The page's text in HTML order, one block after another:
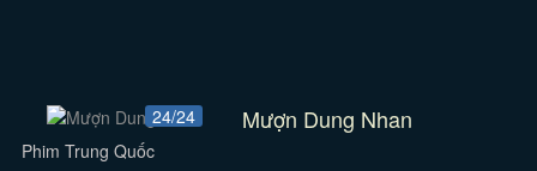
24/24 Mượn Dung Nhan
Phim Trung Quốc